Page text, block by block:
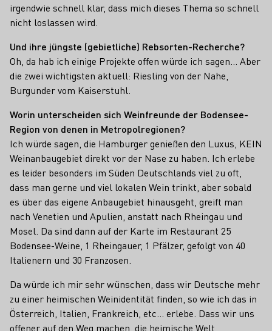
irgendwie schnell klar, dass mich dieses Thema so schnell
nicht loslassen wird.
Und ihre jüngste (gebietliche) Rebsorten-Recherche?
Oh, da hab ich einige Projekte offen würde ich sagen… Aber
die zwei wichtigsten aktuell: Riesling von der Nahe,
Burgunder vom Kaiserstuhl.
Worin unterscheiden sich Weinfreunde der Bodensee-
Region von denen in Metropolregionen?
Ich würde sagen, die Hamburger genießen den Luxus, KEIN
Weinanbaugebiet direkt vor der Nase zu haben. Ich erlebe
es leider besonders im Süden Deutschlands viel zu oft,
dass man gerne und viel lokalen Wein trinkt, aber sobald
es über das eigene Anbaugebiet hinausgeht, greift man
nach Venetien und Apulien, anstatt nach Rheingau und
Mosel. Da sind dann auf der Karte im Restaurant 25
Bodensee-Weine, 1 Rheingauer, 1 Pfälzer, gefolgt von 40
Italienern und 30 Franzosen.
Da würde ich mir sehr wünschen, dass wir Deutsche mehr
zu einer heimischen Weinidentität finden, so wie ich das in
Österreich, Italien, Frankreich, etc… erlebe. Dass wir uns
offener auf den Weg machen, die heimische Welt